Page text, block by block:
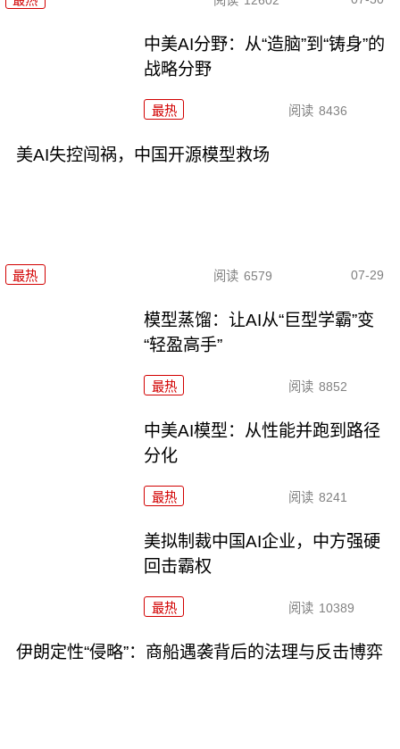
中美AI分野：从“造脑”到“铸身”的
战略分野
最热 阅读 8436
美AI失控闯祸，中国开源模型救场
最热 阅读 6579 07-29
模型蒸馏：让AI从“巨型学霸”变
“轻盈高手”
最热 阅读 8852
中美AI模型：从性能并跑到路径
分化
最热 阅读 8241
美拟制裁中国AI企业，中方强硬
回击霸权
最热 阅读 10389
伊朗定性“侵略”：商船遇袭背后的法理与反击博弈